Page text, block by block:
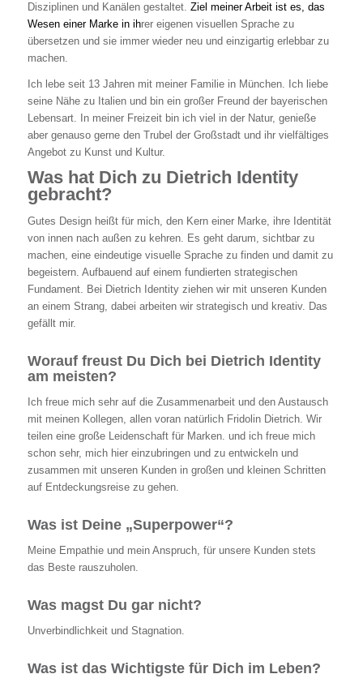
Disziplinen und Kanälen gestaltet. Ziel meiner Arbeit ist es, das
Wesen einer Marke in ihrer eigenen visuellen Sprache zu
übersetzen und sie immer wieder neu und einzigartig erlebbar zu
machen.
Ich lebe seit 13 Jahren mit meiner Familie in München. Ich liebe
seine Nähe zu Italien und bin ein großer Freund der bayerischen
Lebensart. In meiner Freizeit bin ich viel in der Natur, genieße
aber genauso gerne den Trubel der Großstadt und ihr vielfältiges
Angebot zu Kunst und Kultur.
Was hat Dich zu Dietrich Identity
gebracht?
Gutes Design heißt für mich, den Kern einer Marke, ihre Identität
von innen nach außen zu kehren. Es geht darum, sichtbar zu
machen, eine eindeutige visuelle Sprache zu finden und damit zu
begeistern. Aufbauend auf einem fundierten strategischen
Fundament. Bei Dietrich Identity ziehen wir mit unseren Kunden
an einem Strang, dabei arbeiten wir strategisch und kreativ. Das
gefällt mir.
Worauf freust Du Dich bei Dietrich Identity
am meisten?
Ich freue mich sehr auf die Zusammenarbeit und den Austausch
mit meinen Kollegen, allen voran natürlich Fridolin Dietrich. Wir
teilen eine große Leidenschaft für Marken. und ich freue mich
schon sehr, mich hier einzubringen und zu entwickeln und
zusammen mit unseren Kunden in großen und kleinen Schritten
auf Entdeckungsreise zu gehen.
Was ist Deine „Superpower“?
Meine Empathie und mein Anspruch, für unsere Kunden stets
das Beste rauszuholen.
Was magst Du gar nicht?
Unverbindlichkeit und Stagnation.
Was ist das Wichtigste für Dich im Leben?